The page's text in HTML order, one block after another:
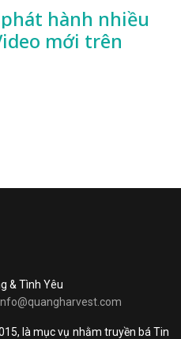
hành nhiều
mới trên
& Tình Yêu
là mục vụ nhằm truyền bá Tin